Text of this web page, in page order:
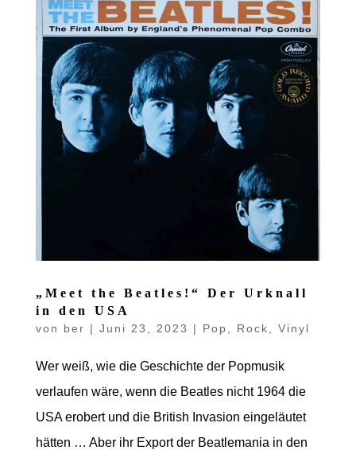
„Meet the Beatles!“ Der Urknall
in den USA
von ber | Juni 23, 2023 | Pop Rock Vinyl
Wer weiß, wie die Geschichte der Popmusik
verlaufen wäre, wenn die Beatles nicht 1964 die
USA erobert und die British Invasion eingeläutet
hätten … Aber ihr Export der Beatlemania in den